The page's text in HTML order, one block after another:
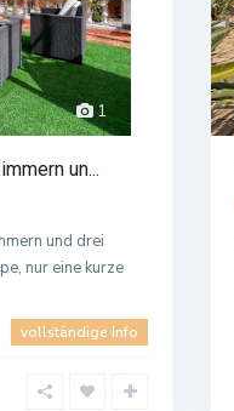
1
un...
und drei
nur eine kurze
vollständige Info